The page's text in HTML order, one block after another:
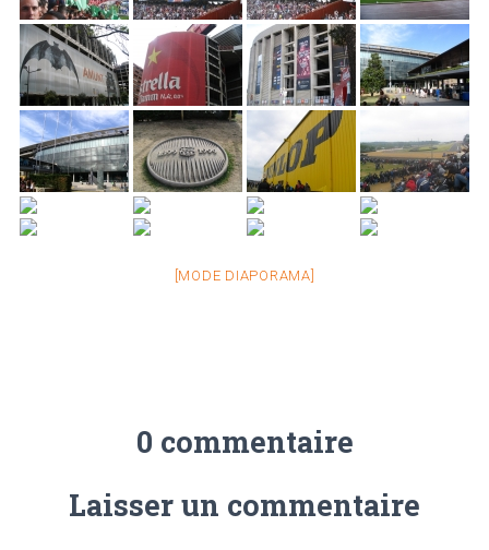
[MODE DIAPORAMA]
0 commentaire
Laisser un commentaire